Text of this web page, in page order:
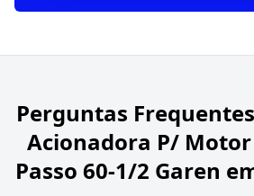
Perguntas
Acionadora P/
Passo 60-1/2 Garen